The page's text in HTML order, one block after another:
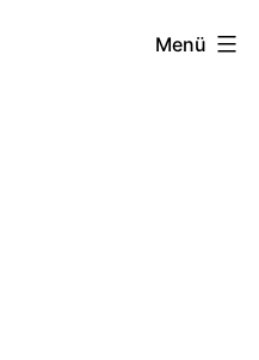
Menü